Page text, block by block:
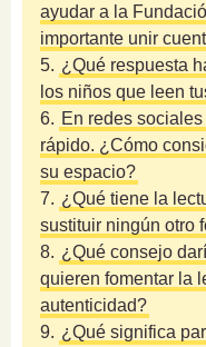
ayudar a la
importante unir
5. ¿Qué respuesta
los niños que leen
6. En redes
rápido. ¿Cómo
su espacio?
7. ¿Qué tiene la
sustituir ningún otro
8. ¿Qué consejo
quieren fomentar la
autenticidad?
9. ¿Qué significa